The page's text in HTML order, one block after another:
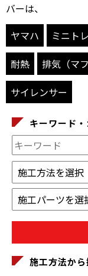
バーは、
ヤマハ
ミニトレ
耐熱
排気（マ
サイレンサー
キーワード
施工方法か